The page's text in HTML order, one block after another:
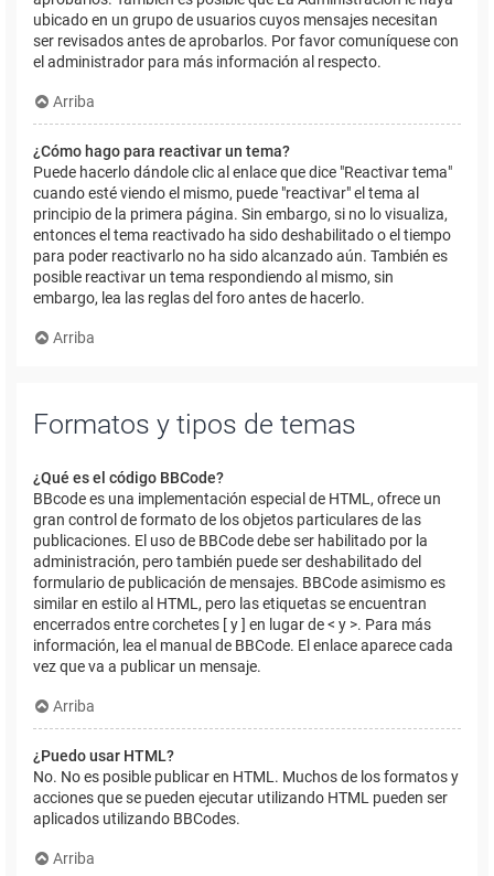
ubicado en un grupo de usuarios cuyos mensajes necesitan
ser revisados antes de aprobarlos. Por favor comuníquese con
el administrador para más información al respecto.
Arriba
¿Cómo hago para reactivar un tema?
Puede hacerlo dándole clic al enlace que dice "Reactivar tema"
cuando esté viendo el mismo, puede "reactivar" el tema al
principio de la primera página. Sin embargo, si no lo visualiza,
entonces el tema reactivado ha sido deshabilitado o el tiempo
para poder reactivarlo no ha sido alcanzado aún. También es
posible reactivar un tema respondiendo al mismo, sin
embargo, lea las reglas del foro antes de hacerlo.
Arriba
Formatos y tipos de temas
¿Qué es el código BBCode?
BBcode es una implementación especial de HTML, ofrece un
gran control de formato de los objetos particulares de las
publicaciones. El uso de BBCode debe ser habilitado por la
administración, pero también puede ser deshabilitado del
formulario de publicación de mensajes. BBCode asimismo es
similar en estilo al HTML, pero las etiquetas se encuentran
encerrados entre corchetes [ y ] en lugar de < y >. Para más
información, lea el manual de BBCode. El enlace aparece cada
vez que va a publicar un mensaje.
Arriba
¿Puedo usar HTML?
No. No es posible publicar en HTML. Muchos de los formatos y
acciones que se pueden ejecutar utilizando HTML pueden ser
aplicados utilizando BBCodes.
Arriba